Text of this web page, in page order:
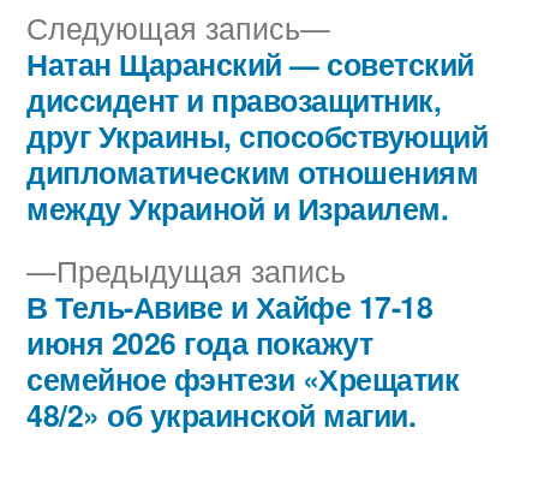
Навигация
по
записям
Предыдущая запись
запись:
В Тель-Авиве и Хайфе 17-18
июня 2026 года покажут
семейное фэнтези «Хрещатик
48/2» об украинской магии.
Следующая запись
Следующая
запись:
Натан Щаранский — советский
диссидент и правозащитник,
друг Украины, способствующий
дипломатическим отношениям
между Украиной и Израилем.